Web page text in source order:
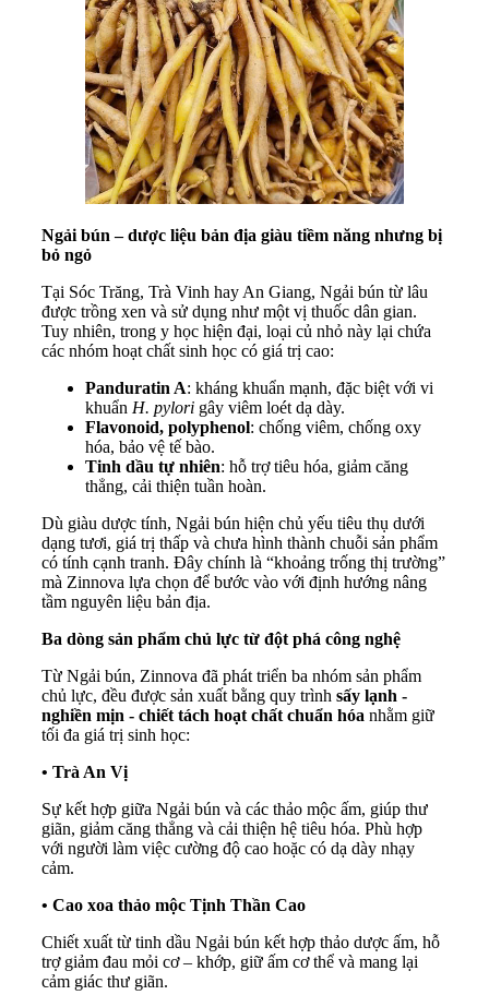
Ngải bún – dược liệu bản địa giàu tiềm năng nhưng bị
bỏ ngỏ
Tại Sóc Trăng, Trà Vinh hay An Giang, Ngải bún từ lâu
được trồng xen và sử dụng như một vị thuốc dân gian.
Tuy nhiên, trong y học hiện đại, loại củ nhỏ này lại chứa
các nhóm hoạt chất sinh học có giá trị cao:
Panduratin A: kháng khuẩn mạnh, đặc biệt với vi
khuẩn H. pylori gây viêm loét dạ dày.
Flavonoid, polyphenol: chống viêm, chống oxy
hóa, bảo vệ tế bào.
Tinh dầu tự nhiên: hỗ trợ tiêu hóa, giảm căng
thẳng, cải thiện tuần hoàn.
Dù giàu dược tính, Ngải bún hiện chủ yếu tiêu thụ dưới
dạng tươi, giá trị thấp và chưa hình thành chuỗi sản phẩm
có tính cạnh tranh. Đây chính là “khoảng trống thị trường”
mà Zinnova lựa chọn để bước vào với định hướng nâng
tầm nguyên liệu bản địa.
Ba dòng sản phẩm chủ lực từ đột phá công nghệ
Từ Ngải bún, Zinnova đã phát triển ba nhóm sản phẩm
chủ lực, đều được sản xuất bằng quy trình sấy lạnh -
nghiền mịn - chiết tách hoạt chất chuẩn hóa nhằm giữ
tối đa giá trị sinh học:
• Trà An Vị
Sự kết hợp giữa Ngải bún và các thảo mộc ấm, giúp thư
giãn, giảm căng thẳng và cải thiện hệ tiêu hóa. Phù hợp
với người làm việc cường độ cao hoặc có dạ dày nhạy
cảm.
• Cao xoa thảo mộc Tịnh Thần Cao
Chiết xuất từ tinh dầu Ngải bún kết hợp thảo dược ấm, hỗ
trợ giảm đau mỏi cơ – khớp, giữ ấm cơ thể và mang lại
cảm giác thư giãn.